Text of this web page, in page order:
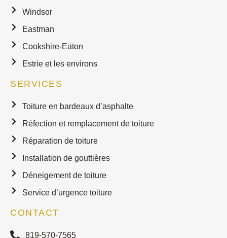
Windsor
Eastman
Cookshire-Eaton
Estrie et les environs
SERVICES
Toiture en bardeaux d’asphalte
Réfection et remplacement de toiture
Réparation de toiture
Installation de gouttières
Déneigement de toiture
Service d’urgence toiture
CONTACT
819-570-7565